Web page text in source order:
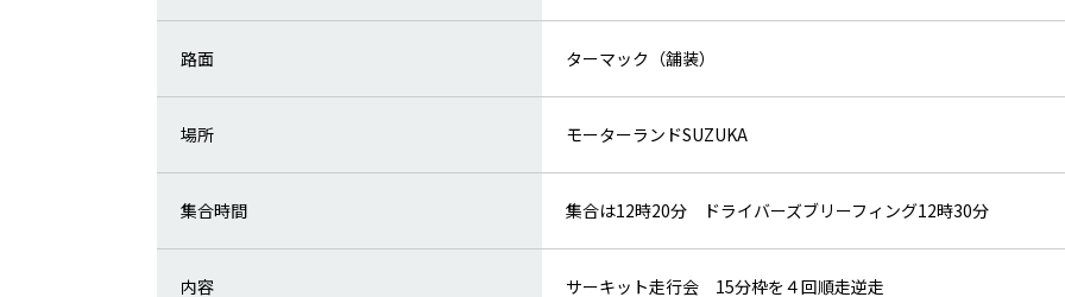
路面 ターマック（舗装）
場所 モーターランドSUZUKA
集合時間 集合は12時20分 ドライバーズブリーフィング12時30分
内容 サーキット走行会 15分枠を４回順走逆走